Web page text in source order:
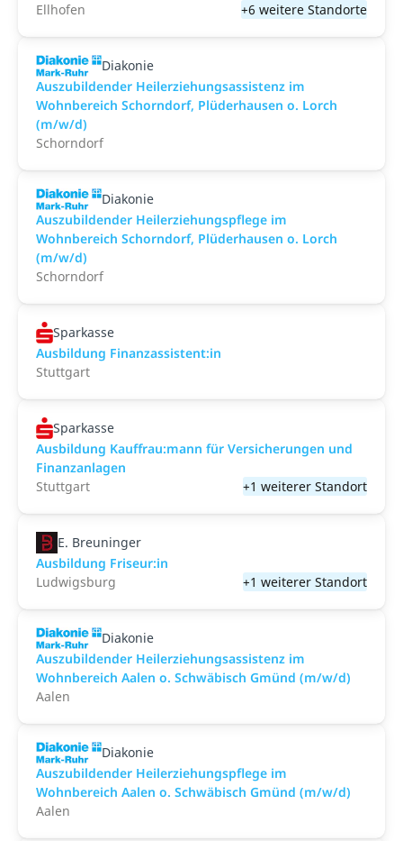
Ellhofen
+6 weitere Standorte
Diakonie
Auszubildender Heilerziehungsassistenz im
Wohnbereich Schorndorf, Plüderhausen o. Lorch
(m/w/d)
Schorndorf
Diakonie
Auszubildender Heilerziehungspflege im
Wohnbereich Schorndorf, Plüderhausen o. Lorch
(m/w/d)
Schorndorf
Sparkasse
Ausbildung Finanzassistent:in
Stuttgart
Sparkasse
Ausbildung Kauffrau:mann für Versicherungen und
Finanzanlagen
Stuttgart
+1 weiterer Standort
E. Breuninger
Ausbildung Friseur:in
Ludwigsburg
+1 weiterer Standort
Diakonie
Auszubildender Heilerziehungsassistenz im
Wohnbereich Aalen o. Schwäbisch Gmünd (m/w/d)
Aalen
Diakonie
Auszubildender Heilerziehungspflege im
Wohnbereich Aalen o. Schwäbisch Gmünd (m/w/d)
Aalen